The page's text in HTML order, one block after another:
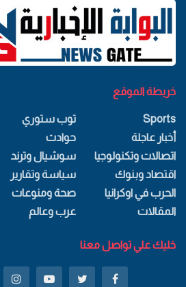
خريطة الموقع
Sports
أخبار عاجلة
اتصالات وتكنولوجيا
اقتصاد وبنوك
الحرب في اوكرانيا
المقالات
توب ستوري
حوادث
سوشيال وترند
سياسة وتقارير
صحة ومنوعات
عرب وعالم
خليك علي تواصل معنا